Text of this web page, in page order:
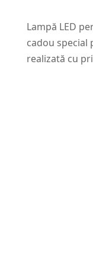
Lampă LED
cadou special
realizată cu